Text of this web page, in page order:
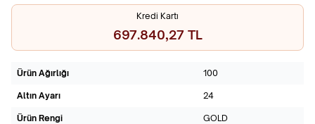
Kredi Kartı
697.840,27 TL
Ürün Ağırlığı 100
Altın Ayarı 24
Ürün Rengi GOLD